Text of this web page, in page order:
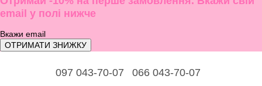
email у полі нижче
ОТРИМАТИ ЗНИЖКУ
097 043-70-07 066 043-70-07